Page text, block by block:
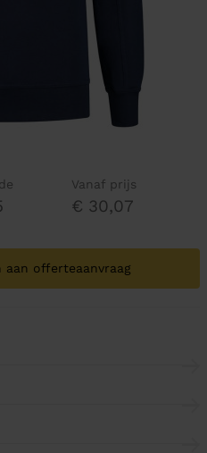
Vanaf prijs
€ 30,07
aan offerteaanvraag